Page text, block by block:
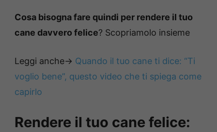
Cosa bisogna fare quindi per rendere il tuo
cane davvero felice? Scopriamolo insieme
Leggi anche-> Quando il tuo cane ti dice: “Ti
voglio bene”, questo video che ti spiega come
capirlo
Rendere il tuo cane felice: